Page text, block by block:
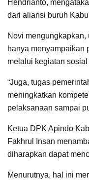
Hendrianto,
dari aliansi buruh
Novi
hanya menyampaikan
melalui kegiatan
“Juga, tugas
meningkatkan
pelaksanaan sampai
Ketua DPK Apindo
Fakhrul Insan
diharapkan dapat
Menurutnya, hal ini